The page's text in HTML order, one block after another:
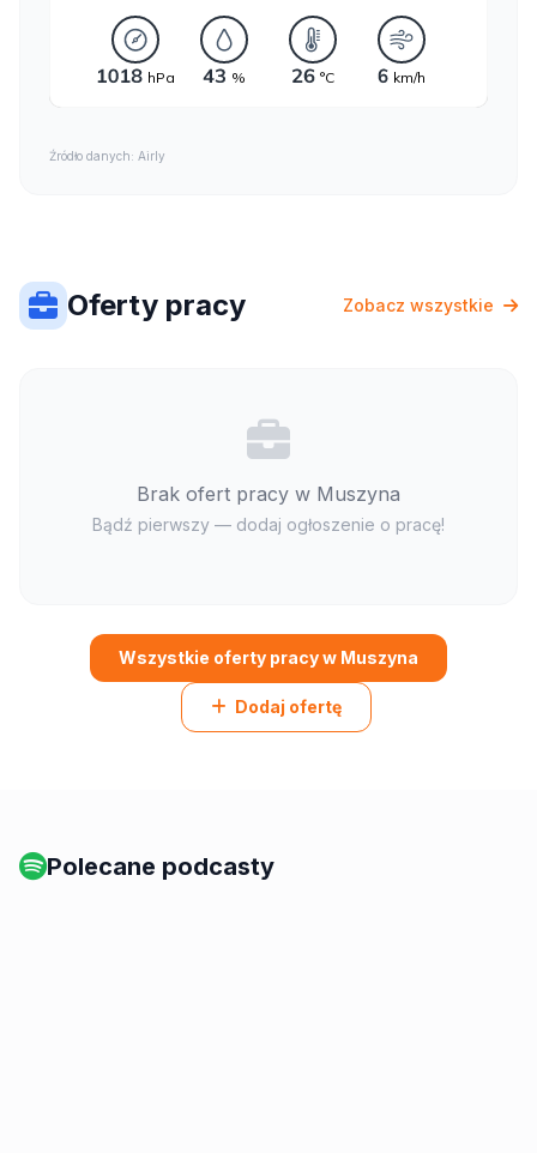
Źródło danych: Airly
Oferty pracy Zobacz wszystkie
Brak ofert pracy w Muszyna
Bądź pierwszy — dodaj ogłoszenie o pracę!
Wszystkie oferty pracy w Muszyna
Dodaj ofertę
Polecane podcasty